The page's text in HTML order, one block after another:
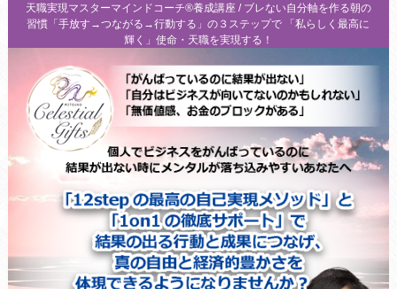
天職実現マスターマインドコーチ®養成講座 / ブレない自分軸を作る朝の
習慣「手放す→つながる→行動する」の３ステップで 「私らしく最高に
輝く」使命・天職を実現する！